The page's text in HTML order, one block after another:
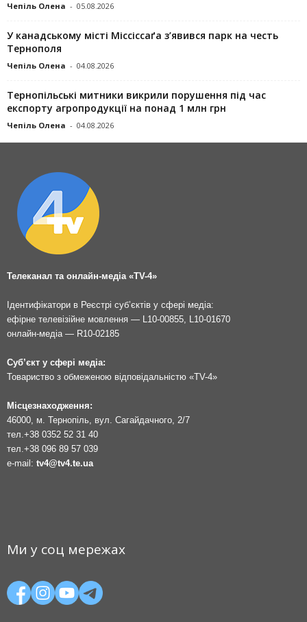
Чепіль Олена - 05.08.2026
У канадському місті Міссіссаґа з’явився парк на честь
Тернополя
Чепіль Олена - 04.08.2026
Тернопільські митники викрили порушення під час
експорту агропродукції на понад 1 млн грн
Чепіль Олена - 04.08.2026
Телеканал та онлайн-медіа «TV-4»
Ідентифікатори в Реєстрі суб’єктів у сфері медіа:
ефірне телевізійне мовлення — L10-00855, L10-01670
онлайн-медіа — R10-02185
Суб’єкт у сфері медіа:
Товариство з обмеженою відповідальністю «TV-4»
Місцезнаходження:
46000, м. Тернопіль, вул. Сагайдачного, 2/7
тел.+38 0352 52 31 40
тел.+38 096 89 57 039
e-mail: tv4@tv4.te.ua
Ми у соц мережах